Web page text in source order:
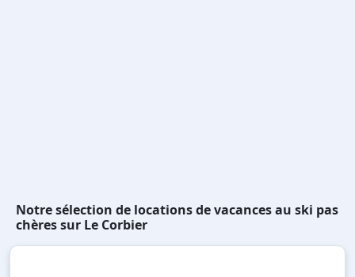
Notre sélection de locations de vacances au ski pas
chères sur Le Corbier